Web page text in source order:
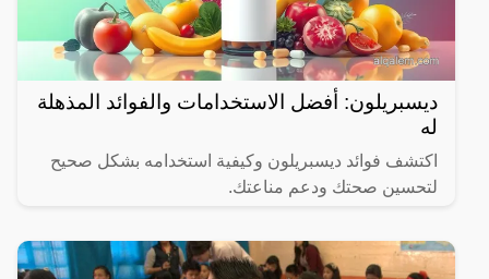
ديسبريلون: أفضل الاستخدامات والفوائد المذهلة
له
اكتشف فوائد ديسبريلون وكيفية استخدامه بشكل صحيح
لتحسين صحتك ودعم مناعتك.